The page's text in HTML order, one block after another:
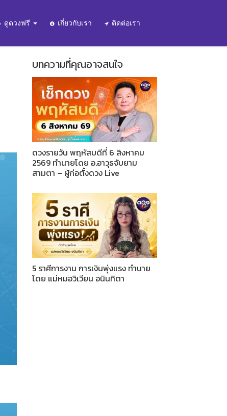
ดูดวงฟรี เกี่ยวกับเรา ติดต่อเรา
บทความที่คุณอาจสนใจ
ดวงรายวัน พฤหัสบดีที่ 6 สิงหาคม
2569 ทำนายโดย อ.อาวุธจับยาม
สามตา – ผู้ก่อตั้งดวง Live
5 ราศีการงาน การเงินพุ่งแรง ทำนาย
โดย แม่หมอวิเวียน อนินทิตา